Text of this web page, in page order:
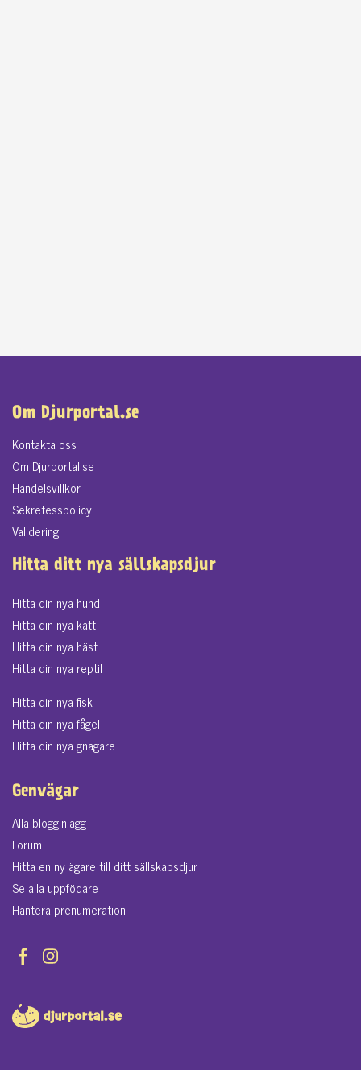
Om Djurportal.se
Kontakta oss
Om Djurportal.se
Handelsvillkor
Sekretesspolicy
Validering
Hitta ditt nya sällskapsdjur
Hitta din nya hund
Hitta din nya katt
Hitta din nya häst
Hitta din nya reptil
Hitta din nya fisk
Hitta din nya fågel
Hitta din nya gnagare
Genvägar
Alla blogginlägg
Forum
Hitta en ny ägare till ditt sällskapsdjur
Se alla uppfödare
Hantera prenumeration